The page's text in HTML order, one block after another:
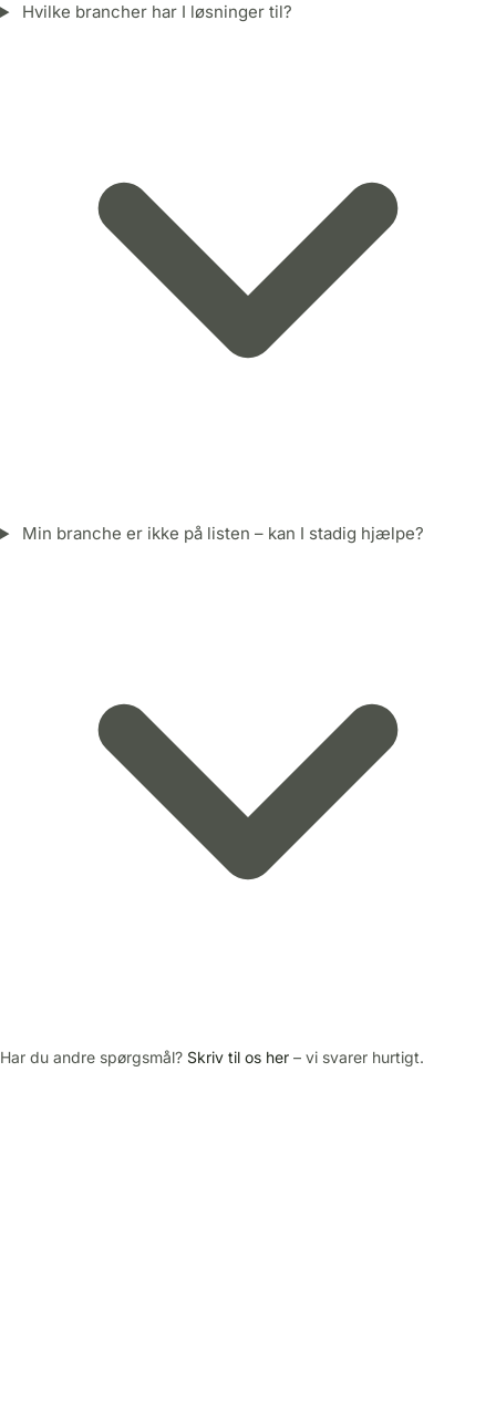
Hvilke brancher har I løsninger til?
Min branche er ikke på listen – kan I stadig hjælpe?
Har du andre spørgsmål? Skriv til os her – vi svarer hurtigt.